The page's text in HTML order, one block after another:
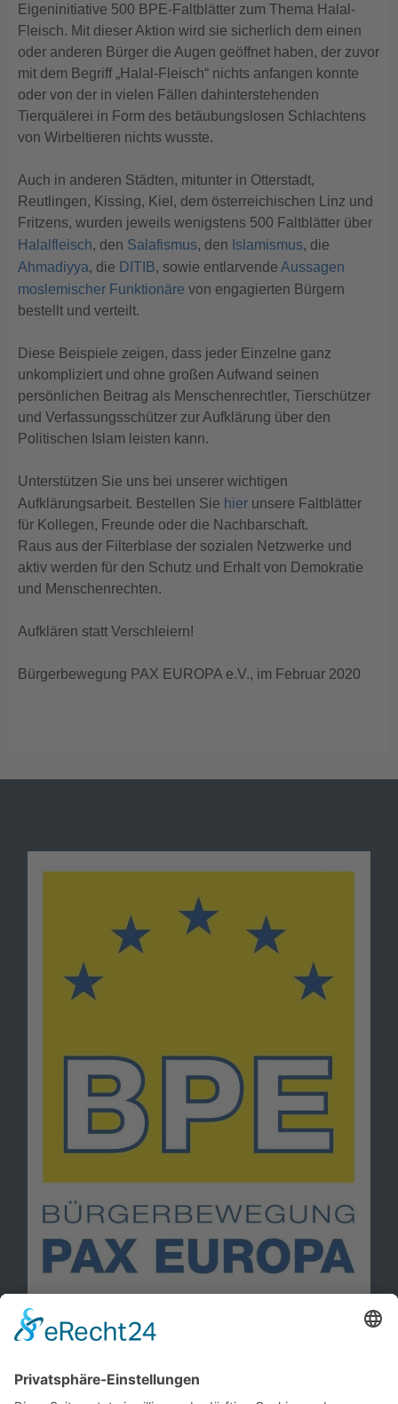
Eigeninitiative 500 BPE-Faltblätter zum Thema Halal-
Fleisch. Mit dieser Aktion wird sie sicherlich dem einen
oder anderen Bürger die Augen geöffnet haben, der zuvor
mit dem Begriff „Halal-Fleisch“ nichts anfangen konnte
oder von der in vielen Fällen dahinterstehenden
Tierquälerei in Form des betäubungslosen Schlachtens
von Wirbeltieren nichts wusste.
Auch in anderen Städten, mitunter in Otterstadt,
Reutlingen, Kissing, Kiel, dem österreichischen Linz und
Fritzens, wurden jeweils wenigstens 500 Faltblätter über
Halalfleisch, den Salafismus, den Islamismus, die
Ahmadiyya, die DITIB, sowie entlarvende Aussagen
moslemischer Funktionäre von engagierten Bürgern
bestellt und verteilt.
Diese Beispiele zeigen, dass jeder Einzelne ganz
unkompliziert und ohne großen Aufwand seinen
persönlichen Beitrag als Menschenrechtler, Tierschützer
und Verfassungsschützer zur Aufklärung über den
Politischen Islam leisten kann.
Unterstützen Sie uns bei unserer wichtigen
Aufklärungsarbeit. Bestellen Sie hier unsere Faltblätter
für Kollegen, Freunde oder die Nachbarschaft.
Raus aus der Filterblase der sozialen Netzwerke und
aktiv werden für den Schutz und Erhalt von Demokratie
und Menschenrechten.
Aufklären statt Verschleiern!
Bürgerbewegung PAX EUROPA e.V., im Februar 2020